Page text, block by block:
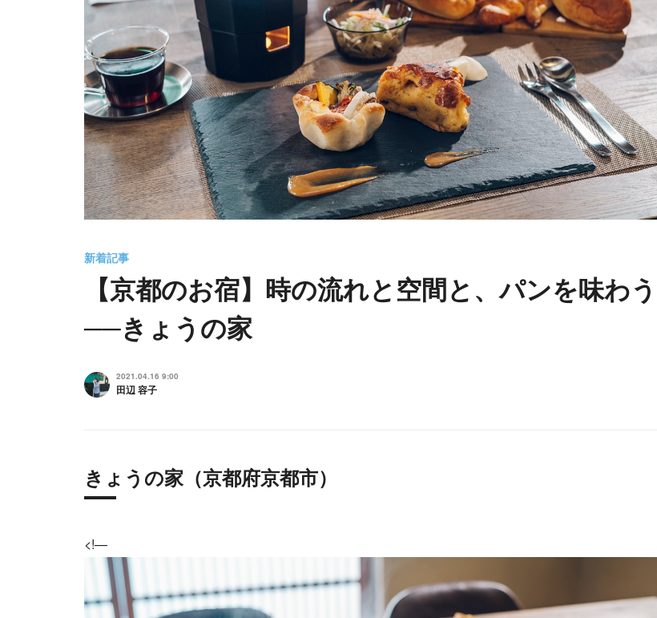
新着記事
【京都のお宿】時の流れと空間と、パンを味わう
──きょうの家
2021.04.16 9:00
田辺 容子
きょうの家（京都府京都市）
<!—